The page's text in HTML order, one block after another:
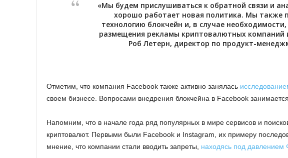
«Мы будем прислушиваться к обратной связи и
хорошо работает новая политика. Мы также
технологию блокчейн и, в случае
размещения рекламы криптовалютных компаний
Роб Летерн, директор по продукт-
Отметим, что компания Facebook также активно занялась
своем бизнесе. Вопросами внедрения блокчейна в Facebook
Напомним, что в начале года ряд популярных в мире сервисов и
криптовалют. Первыми были Facebook и Instagram, их примеру
мнение, что компании стали вводить запреты, находясь под давлением